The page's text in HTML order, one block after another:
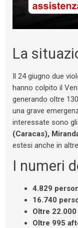
La
Il 24 giugno due
hanno colpito il
generando oltre
una grave
interessate sono
(Caracas),
estesi anche in
I numeri
4.829
16.740
Oltre
Oltre 995